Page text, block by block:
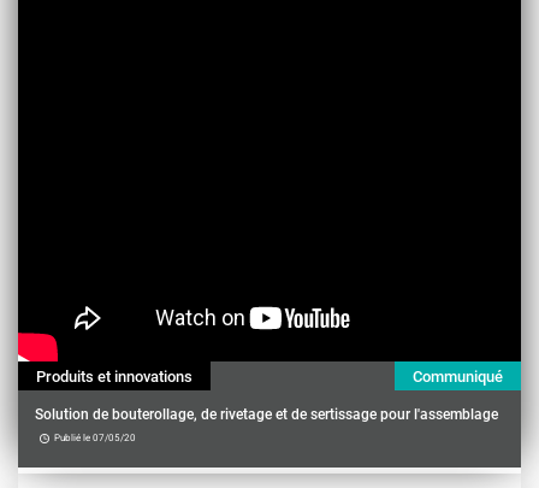
Produits et innovations Communiqué
Solution de bouterollage, de rivetage et de sertissage pour l'assemblage
Publié le 07/05/20